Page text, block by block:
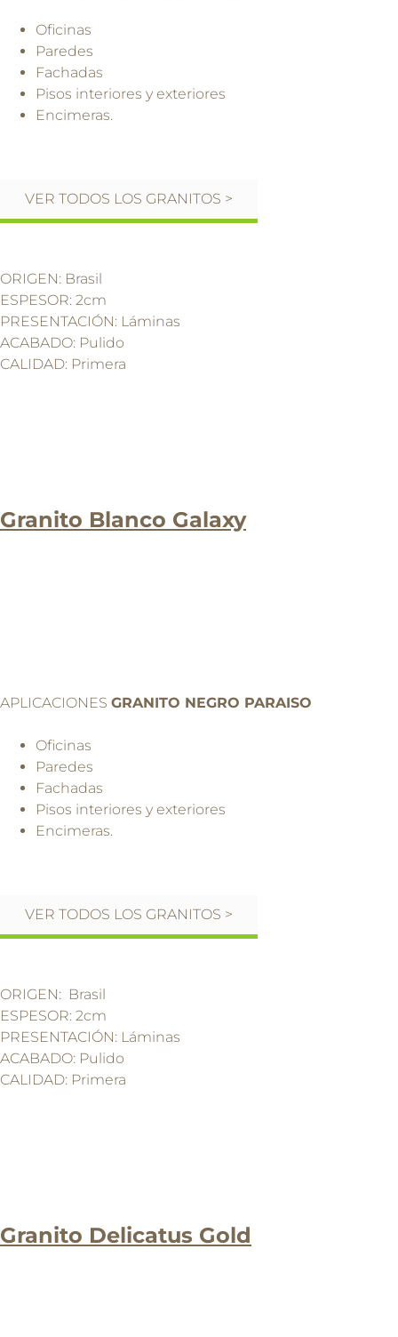
Oficinas
Paredes
Fachadas
Pisos interiores y exteriores
Encimeras.
VER TODOS LOS GRANITOS >
ORIGEN: Brasil
ESPESOR: 2cm
PRESENTACIÓN: Láminas
ACABADO: Pulido
CALIDAD: Primera
Granito Blanco Galaxy
APLICACIONES GRANITO NEGRO PARAISO
Oficinas
Paredes
Fachadas
Pisos interiores y exteriores
Encimeras.
VER TODOS LOS GRANITOS >
ORIGEN: Brasil
ESPESOR: 2cm
PRESENTACIÓN: Láminas
ACABADO: Pulido
CALIDAD: Primera
Granito Delicatus Gold